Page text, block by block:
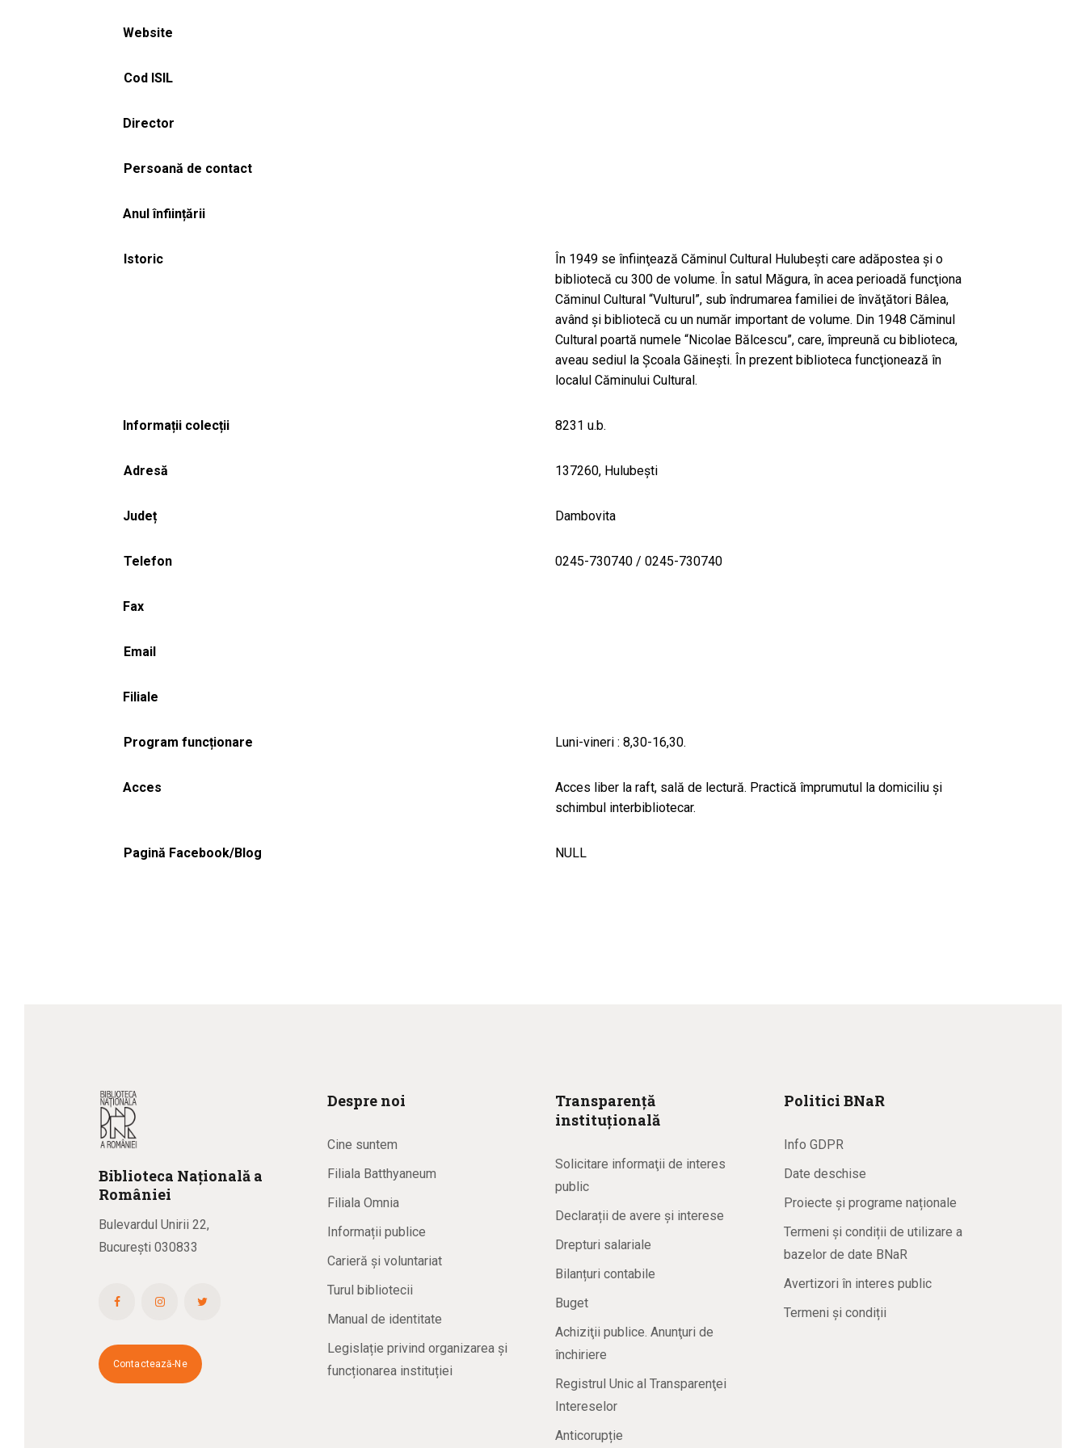
Website
Cod ISIL
Director
Persoană de contact
Anul înființării
Istoric
În 1949 se înfiinţează Căminul Cultural Hulubeşti care adăpostea şi o
bibliotecă cu 300 de volume. În satul Măgura, în acea perioadă funcţiona
Căminul Cultural “Vulturul”, sub îndrumarea familiei de învăţători Bâlea,
având şi bibliotecă cu un număr important de volume. Din 1948 Căminul
Cultural poartă numele “Nicolae Bălcescu”, care, împreună cu biblioteca,
aveau sediul la Şcoala Găineşti. În prezent biblioteca funcţionează în
localul Căminului Cultural.
Informații colecții 8231 u.b.
Adresă 137260, Hulubeşti
Județ Dambovita
Telefon 0245-730740 / 0245-730740
Fax
Email
Filiale
Program funcționare Luni-vineri : 8,30-16,30.
Acces
Acces liber la raft, sală de lectură. Practică împrumutul la domiciliu şi
schimbul interbibliotecar.
Pagină Facebook/Blog NULL
Biblioteca Națională a
României
Bulevardul Unirii 22,
București 030833
Contactează-Ne
Despre noi
Cine suntem
Filiala Batthyaneum
Filiala Omnia
Informații publice
Carieră și voluntariat
Turul bibliotecii
Manual de identitate
Legislație privind organizarea și
funcționarea instituției
Transparență
instituțională
Solicitare informaţii de interes
public
Declarații de avere și interese
Drepturi salariale
Bilanțuri contabile
Buget
Achiziţii publice. Anunţuri de
închiriere
Registrul Unic al Transparenţei
Intereselor
Anticorupție
Politici BNaR
Info GDPR
Date deschise
Proiecte și programe naționale
Termeni și condiții de utilizare a
bazelor de date BNaR
Avertizori în interes public
Termeni și condiții